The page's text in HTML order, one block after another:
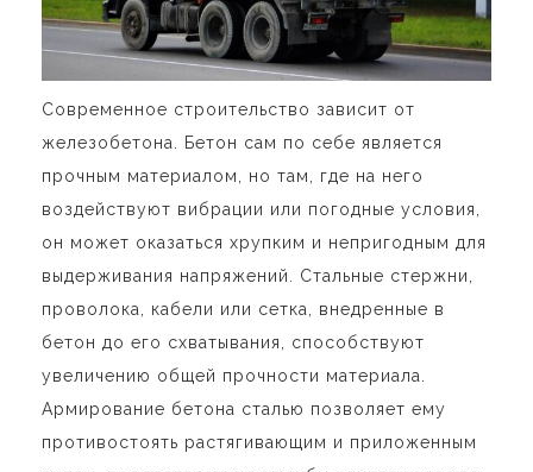
Современное строительство зависит от
железобетона. Бетон сам по себе является
прочным материалом, но там, где на него
воздействуют вибрации или погодные условия,
он может оказаться хрупким и непригодным для
выдерживания напряжений. Стальные стержни,
проволока, кабели или сетка, внедренные в
бетон до его схватывания, способствуют
увеличению общей прочности материала.
Армирование бетона сталью позволяет ему
противостоять растягивающим и приложенным